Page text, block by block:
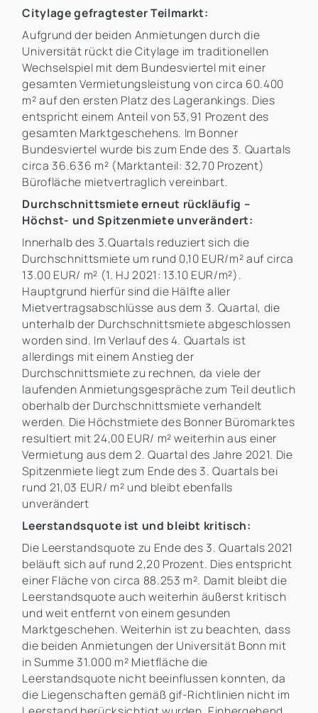
Citylage gefragtester Teilmarkt:
Aufgrund der beiden Anmietungen durch die
Universität rückt die Citylage im traditionellen
Wechselspiel mit dem Bundesviertel mit einer
gesamten Vermietungsleistung von circa 60.400
m² auf den ersten Platz des Lagerankings. Dies
entspricht einem Anteil von 53,91 Prozent des
gesamten Marktgeschehens. Im Bonner
Bundesviertel wurde bis zum Ende des 3. Quartals
circa 36.636 m² (Marktanteil: 32,70 Prozent)
Bürofläche mietvertraglich vereinbart.
Durchschnittsmiete erneut rückläufig –
Höchst- und Spitzenmiete unverändert:
Innerhalb des 3.Quartals reduziert sich die
Durchschnittsmiete um rund 0,10 EUR/m² auf circa
13.00 EUR/ m² (1. HJ 2021: 13.10 EUR/m²).
Hauptgrund hierfür sind die Hälfte aller
Mietvertragsabschlüsse aus dem 3. Quartal, die
unterhalb der Durchschnittsmiete abgeschlossen
worden sind. Im Verlauf des 4. Quartals ist
allerdings mit einem Anstieg der
Durchschnittsmiete zu rechnen, da viele der
laufenden Anmietungsgespräche zum Teil deutlich
oberhalb der Durchschnittsmiete verhandelt
werden. Die Höchstmiete des Bonner Büromarktes
resultiert mit 24,00 EUR/ m² weiterhin aus einer
Vermietung aus dem 2. Quartal des Jahre 2021. Die
Spitzenmiete liegt zum Ende des 3. Quartals bei
rund 21,03 EUR/ m² und bleibt ebenfalls
unverändert
Leerstandsquote ist und bleibt kritisch:
Die Leerstandsquote zu Ende des 3. Quartals 2021
beläuft sich auf rund 2,20 Prozent. Dies entspricht
einer Fläche von circa 88.253 m². Damit bleibt die
Leerstandsquote auch weiterhin äußerst kritisch
und weit entfernt von einem gesunden
Marktgeschehen. Weiterhin ist zu beachten, dass
die beiden Anmietungen der Universität Bonn mit
in Summe 31.000 m² Mietfläche die
Leerstandsquote nicht beeinflussen konnten, da
die Liegenschaften gemäß gif-Richtlinien nicht im